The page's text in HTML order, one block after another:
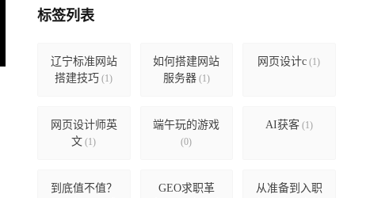
标签列表
辽宁标准网站
搭建技巧 (1)
如何搭建网站
服务器(1)
网页设计c (1)
网页设计师英
文 (1)
端午玩的游戏
(0)
AI获客(1)
到底值不值？
GEO求职革
从准备到入职